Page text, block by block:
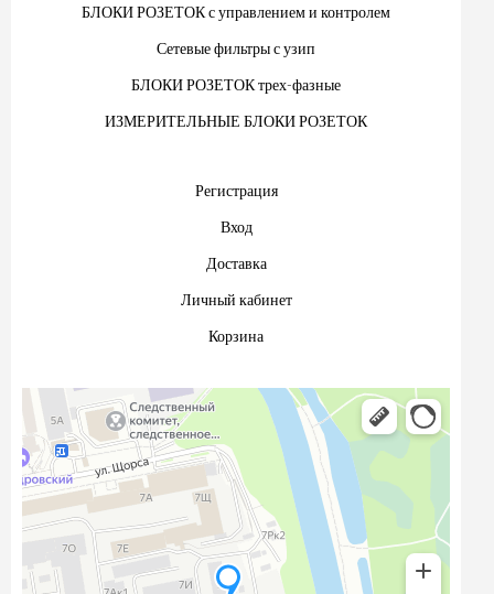
БЛОКИ РОЗЕТОК с управлением и контролем
Сетевые фильтры с узип
БЛОКИ РОЗЕТОК трех-фазные
ИЗМЕРИТЕЛЬНЫЕ БЛОКИ РОЗЕТОК
Регистрация
Вход
Доставка
Личный кабинет
Корзина